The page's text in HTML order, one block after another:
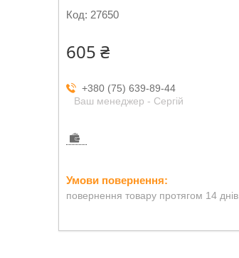
Код: 27650
605 ₴
+380 (75) 639-89-44
Ваш менеджер - Сергій
повернення товару протягом 14 днів